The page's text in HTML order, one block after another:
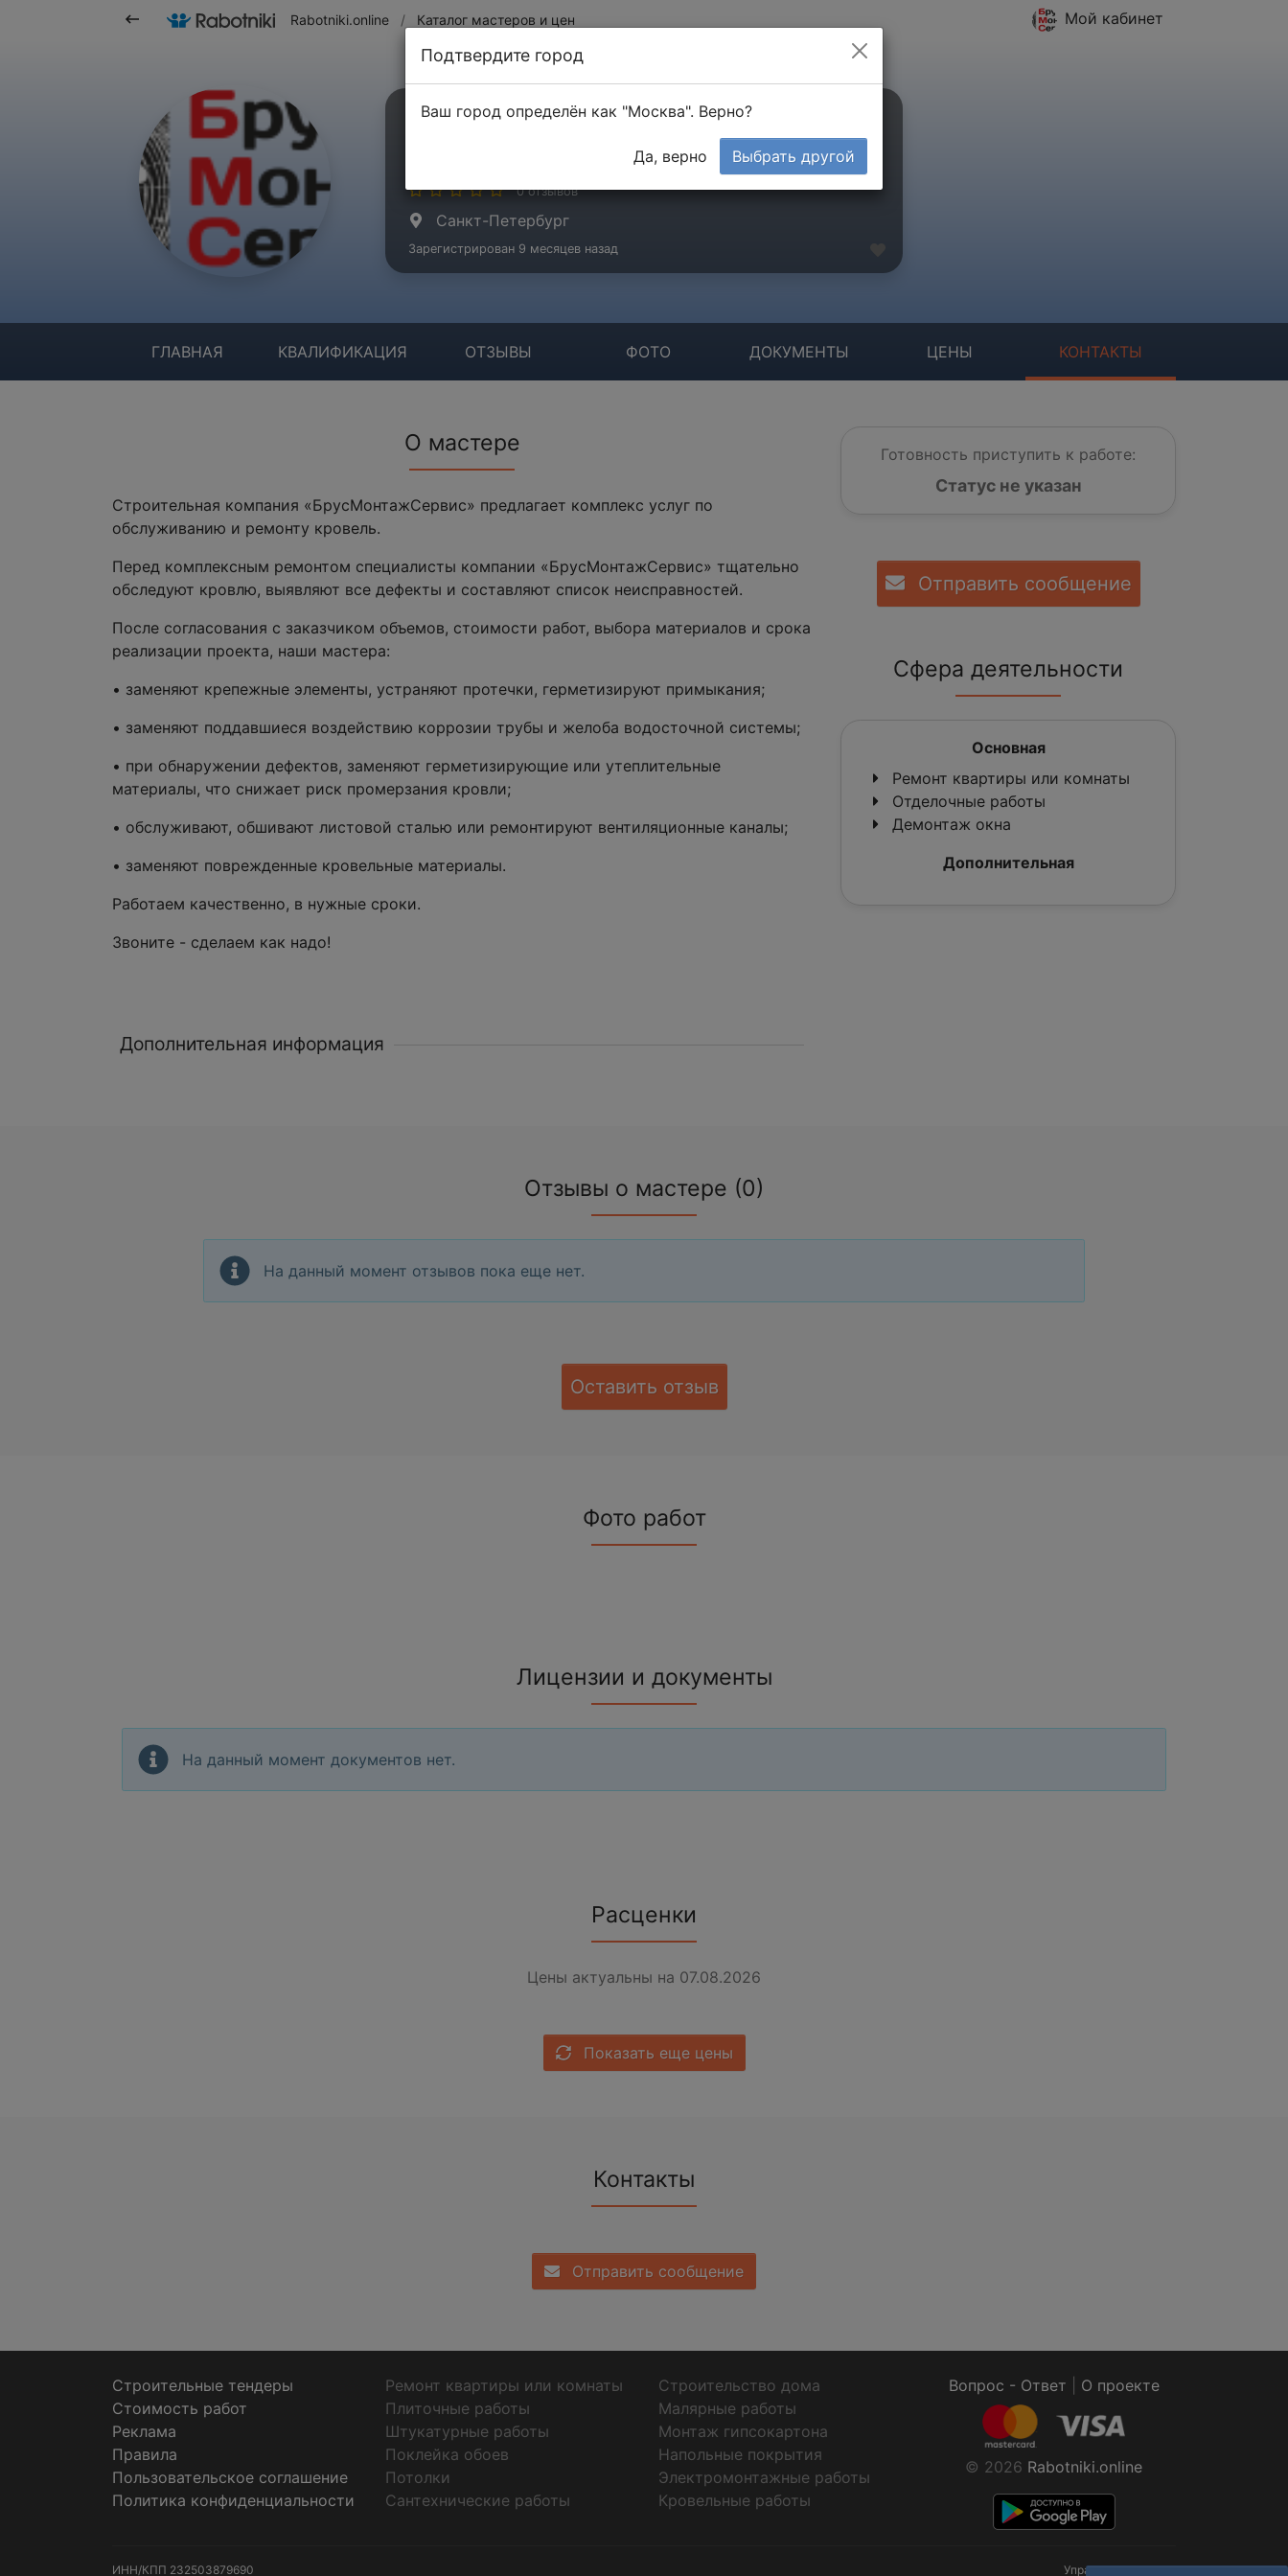
Rabotniki.online / Каталог мастеров и цен Мой кабинет
БрусМонтажCервис
0 отзывов
Санкт-Петербург
Зарегистрирован 9 месяцев назад
ГЛАВНАЯ КВАЛИФИКАЦИЯ ОТЗЫВЫ ФОТО ДОКУМЕНТЫ ЦЕНЫ КОНТАКТЫ
О мастере
Строительная компания «БрусМонтажСервис» предлагает комплекс услуг по
обслуживанию и ремонту кровель.
Перед комплексным ремонтом специалисты компании «БрусМонтажСервис» тщательно
обследуют кровлю, выявляют все дефекты и составляют список неисправностей.
После согласования с заказчиком объемов, стоимости работ, выбора материалов и срока
реализации проекта, наши мастера:
• заменяют крепежные элементы, устраняют протечки, герметизируют примыкания;
• заменяют поддавшиеся воздействию коррозии трубы и желоба водосточной системы;
• при обнаружении дефектов, заменяют герметизирующие или утеплительные
материалы, что снижает риск промерзания кровли;
• обслуживают, обшивают листовой сталью или ремонтируют вентиляционные каналы;
• заменяют поврежденные кровельные материалы.
Работаем качественно, в нужные сроки.
Звоните - сделаем как надо!
Дополнительная информация
Готовность приступить к работе:
Статус не указан
Отправить сообщение
Сфера деятельности
Основная
Ремонт квартиры или комнаты
Отделочные работы
Демонтаж окна
Дополнительная
Отзывы о мастере (0)
На данный момент отзывов пока еще нет.
Оставить отзыв
Фото работ
Лицензии и документы
На данный момент документов нет.
Расценки
Цены актуальны на 07.08.2026
Показать еще цены
Контакты
Отправить сообщение
Строительные тендеры
Стоимость работ
Реклама
Правила
Пользовательское соглашение
Политика конфиденциальности
Ремонт квартиры или комнаты
Строительство дома
Плиточные работы
Малярные работы
Штукатурные работы
Монтаж гипсокартона
Поклейка обоев
Напольные покрытия
Потолки
Электромонтажные работы
Сантехнические работы
Кровельные работы
Вопрос - Ответ О проекте
© 2026 Rabotniki.online
ИНН/КПП 232503879690 Управление cookies
Подтвердите город
Ваш город определён как "Москва". Верно?
Да, верно Выбрать другой